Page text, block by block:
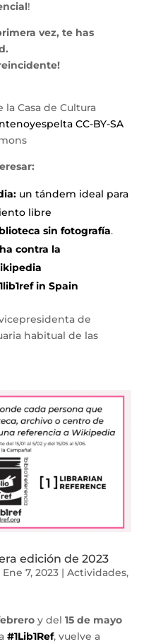
!
vez, te has
Casa de Cultura
CC-BY-SA
un tándem ideal para
libre
sin fotografía.
contra la
in Spain
de
habitual de las
edición de 2023
Ene 7, 2023| Actividades,
y del 15 de mayo
#1Lib1Ref, vuelve a